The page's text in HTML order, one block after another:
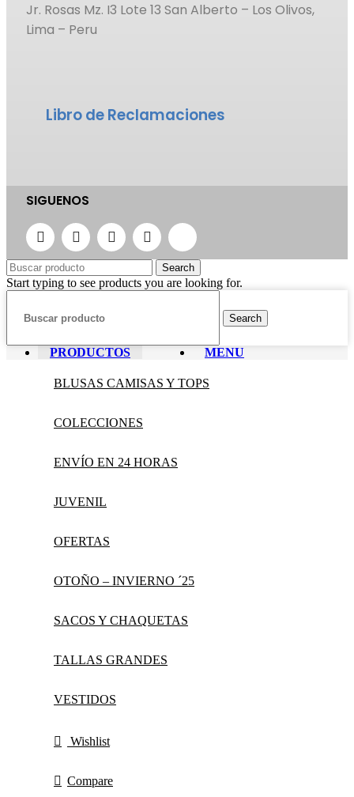
Jr. Rosas Mz. I3 Lote 13 San Alberto – Los Olivos,
Lima – Peru
Libro de Reclamaciones
SIGUENOS
Search
Start typing to see products you are looking for.
Search
PRODUCTOS MENU
BLUSAS CAMISAS Y TOPS
COLECCIONES
ENVÍO EN 24 HORAS
JUVENIL
OFERTAS
OTOÑO – INVIERNO ´25
SACOS Y CHAQUETAS
TALLAS GRANDES
VESTIDOS
Wishlist
Compare